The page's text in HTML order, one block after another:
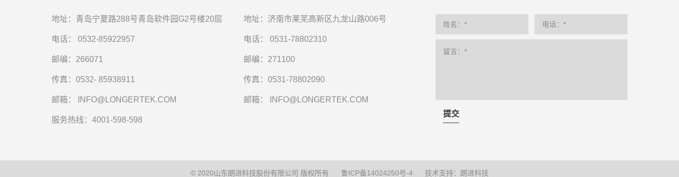
地址：青岛宁夏路288号青岛软件园G2号楼20层
电话： 0532-85922957
邮编：266071
传真：0532- 85938911
邮箱： INFO@LONGERTEK.COM
服务热线：4001-598-598
地址：济南市莱芜高新区九龙山路006号
电话：0531-78802310
邮编：271100
传真：0531-78802090
邮箱： INFO@LONGERTEK.COM
提交
© 2020山东朗进科技股份有限公司 版权所有 鲁ICP备14024250号-4 技术支持：朗进科技